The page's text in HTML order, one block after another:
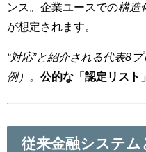
ンス。企業ユースでの構造
が想定されます。
“対応”と紹介される代表8
例）。 公的な「認定リスト
従来金融システム